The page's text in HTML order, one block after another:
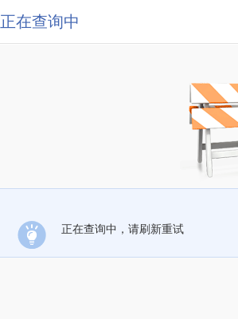
正在查询中
正在查询中，请刷新重试